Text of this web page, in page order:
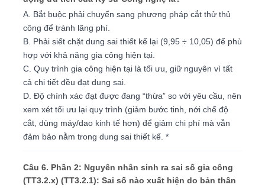
A. Bắt buộc phải chuyển sang phương pháp cắt thử thủ
công để tránh lãng phí.
B. Phải siết chặt dung sai thiết kế lại (9,95 ÷ 10,05) để phù
hợp với khả năng gia công hiện tại.
C. Quy trình gia công hiện tại là tối ưu, giữ nguyên vì tất
cả chi tiết đều đạt dung sai.
D. Độ chính xác đạt được đang “thừa” so với yêu cầu, nên
xem xét tối ưu lại quy trình (giảm bước tinh, nới chế độ
cắt, dùng máy/dao kinh tế hơn) để giảm chi phí mà vẫn
đảm bảo nằm trong dung sai thiết kế. *
Câu 6. Phần 2: Nguyên nhân sinh ra sai số gia công
(TT3.2.x) (TT3.2.1): Sai số nào xuất hiện do bản thân